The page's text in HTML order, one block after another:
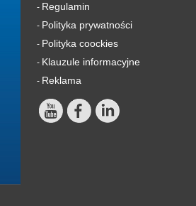
- Regulamin
- Polityka prywatności
- Polityka coockies
- Klauzule informacyjne
- Reklama